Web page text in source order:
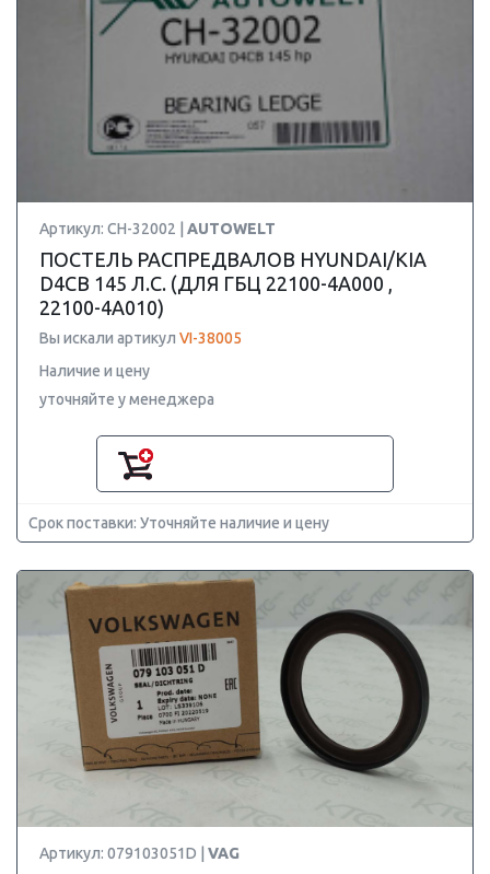
Артикул: CH-32002 | AUTOWELT
ПОСТЕЛЬ РАСПРЕДВАЛОВ HYUNDAI/KIA
D4CB 145 Л.С. (ДЛЯ ГБЦ 22100-4A000 ,
22100-4A010)
Вы искали артикул VI-38005
Наличие и цену
уточняйте у менеджера
Срок поставки: Уточняйте наличие и цену
Артикул: 079103051D | VAG